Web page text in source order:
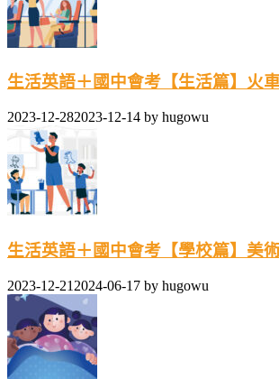
生活英語＋國中會考【生活篇】火
2023-12-282023-12-14 by hugowu
生活英語＋國中會考【學校篇】美
2023-12-21 2024-06-17 by hugowu